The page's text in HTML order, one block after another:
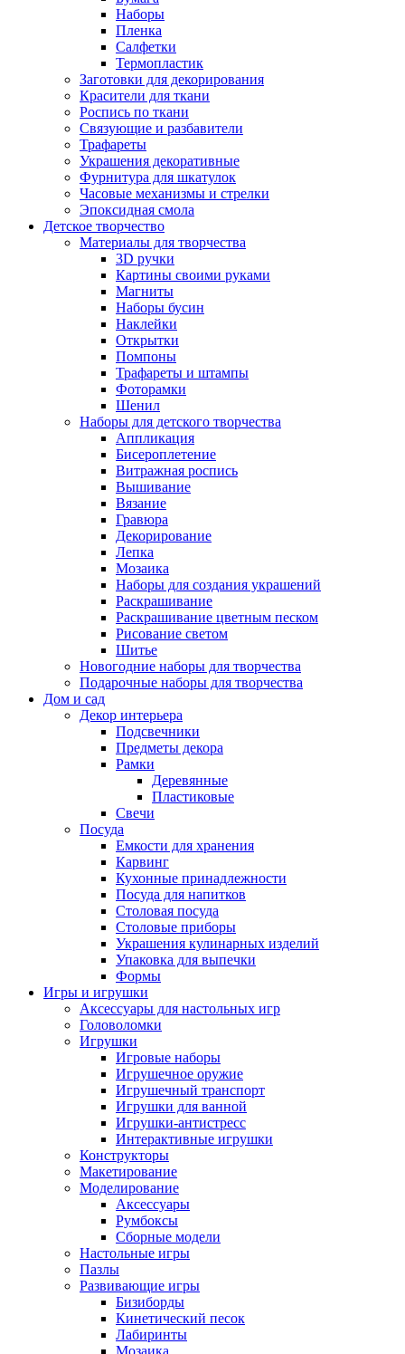
Наборы
Пленка
Салфетки
Термопластик
Заготовки для декорирования
Красители для ткани
Роспись по ткани
Связующие и разбавители
Трафареты
Украшения декоративные
Фурнитура для шкатулок
Часовые механизмы и стрелки
Эпоксидная смола
Детское творчество
Материалы для творчества
3D ручки
Картины своими руками
Магниты
Наборы бусин
Наклейки
Открытки
Помпоны
Трафареты и штампы
Фоторамки
Шенил
Наборы для детского творчества
Аппликация
Бисероплетение
Витражная роспись
Вышивание
Вязание
Гравюра
Декорирование
Лепка
Мозаика
Наборы для создания украшений
Раскрашивание
Раскрашивание цветным песком
Рисование светом
Шитье
Новогодние наборы для творчества
Подарочные наборы для творчества
Дом и сад
Декор интерьера
Подсвечники
Предметы декора
Рамки
Деревянные
Пластиковые
Свечи
Посуда
Емкости для хранения
Карвинг
Кухонные принадлежности
Посуда для напитков
Столовая посуда
Столовые приборы
Украшения кулинарных изделий
Упаковка для выпечки
Формы
Игры и игрушки
Аксессуары для настольных игр
Головоломки
Игрушки
Игровые наборы
Игрушечное оружие
Игрушечный транспорт
Игрушки для ванной
Игрушки-антистресс
Интерактивные игрушки
Конструкторы
Макетирование
Моделирование
Аксессуары
Румбоксы
Сборные модели
Настольные игры
Пазлы
Развивающие игры
Бизиборды
Кинетический песок
Лабиринты
Мозаика